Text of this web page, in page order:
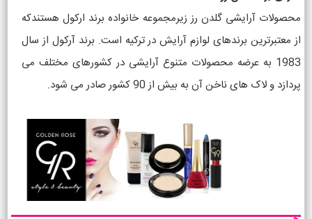
محصولات آرایشی گلدن رز زیرمجموعه خانواده برند ارکول هستندکه
از معتبرترین برندهای لوازم آرایش در ترکیه است. برند آرکول از سال
1983 به عرضه محصولات متنوع آرایشی در کشورهای مختلف می
پردازد و لاک های ناخن آن به بیش از 90 کشور صادر می شود.